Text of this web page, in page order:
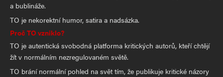
a bublináže.
TO je nekorektní humor, satira a nadsázka.
Proč TO vzniklo?
TO je autentická svobodná platforma kritických autorů, kteří chtějí
žít v normálním nezregulovaném světě.
TO brání normální pohled na svět tím, že publikuje kritické názory